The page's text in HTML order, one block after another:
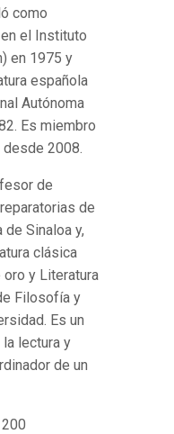
como
el Instituto
en 1975 y
española
Autónoma
Es miembro
desde 2008.
de
de
de Sinaloa y,
clásica
y Literatura
Filosofía y
Es un
lectura y
de un